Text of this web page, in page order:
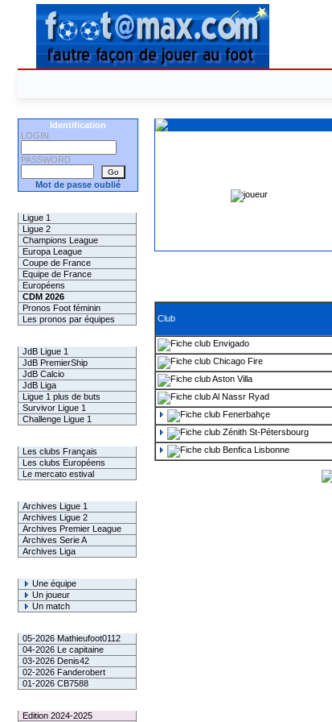
Identification
LOGIN
PASSWORD
Mot de passe oublié
Ligue 1
Ligue 2
Champions League
Europa League
Coupe de France
Equipe de France
Européens
CDM 2026
Pronos Foot féminin
Les pronos par équipes
JdB Ligue 1
JdB PremierShip
JdB Calcio
JdB Liga
Ligue 1 plus de buts
Survivor Ligue 1
Challenge Ligue 1
Les clubs Français
Les clubs Européens
Le mercato estival
Archives Ligue 1
Archives Ligue 2
Archives Premier League
Archives Serie A
Archives Liga
Une équipe
Un joueur
Un match
05-2026 Mathieufoot0112
04-2026 Le capitaine
03-2026 Denis42
02-2026 Fanderobert
01-2026 CB7588
Edition 2024-2025
Club
Envigado
Chicago Fire
Aston Villa
Al Nassr Ryad
Fenerbahçe
Zénith St-Pétersbourg
Benfica Lisbonne